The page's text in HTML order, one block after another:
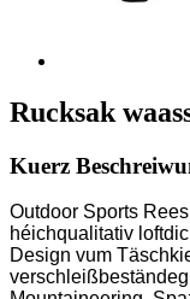
Rucksak
Kuerz
Outdoor Sports
héichqualitativ
Design vum